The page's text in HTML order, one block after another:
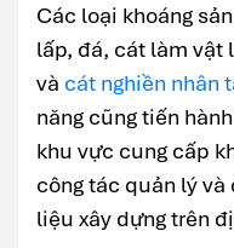
Các loại khoáng
lấp, đá, cát làm vật
và cát nghiền nhân
năng cũng tiến
khu vực cung cấp
công tác quản lý
liệu xây dựng trên